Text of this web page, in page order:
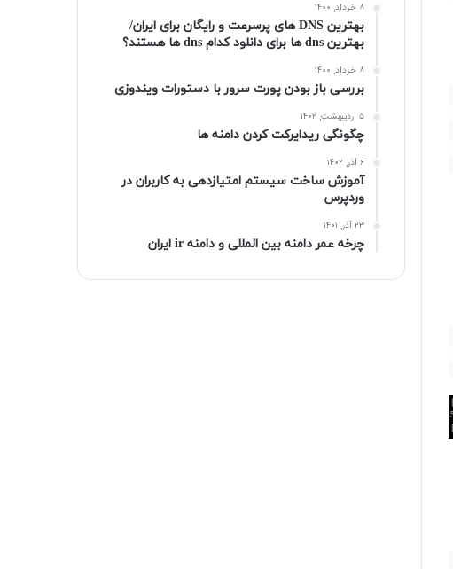
۸ خرداد, ۱۴۰۰
بهترین DNS های پرسرعت و رایگان برای ایران/
بهترین dns ها برای دانلود کدام dns ها هستند؟
۸ خرداد, ۱۴۰۰
بررسی باز بودن پورت سرور با دستورات ویندوزی
۵ اردیبهشت, ۱۴۰۲
چگونگی ریدایرکت کردن دامنه ها
۶ آذر, ۱۴۰۲
آموزش ساخت سیستم امتیازدهی به کاربران در
وردپرس
۲۳ آذر, ۱۴۰۱
چرخه عمر دامنه بین المللی و دامنه ir ایران